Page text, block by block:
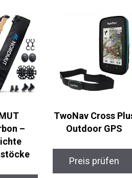
–
TwoNav Cross Plus
Outdoor GPS
Preis prüfen